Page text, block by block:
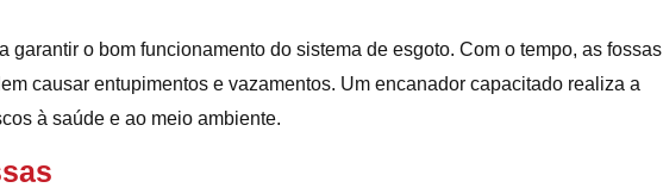
garantir o bom funcionamento do sistema de esgoto. Com o tempo, as fossas
causar entupimentos e vazamentos. Um encanador capacitado realiza a
à saúde e ao meio ambiente.